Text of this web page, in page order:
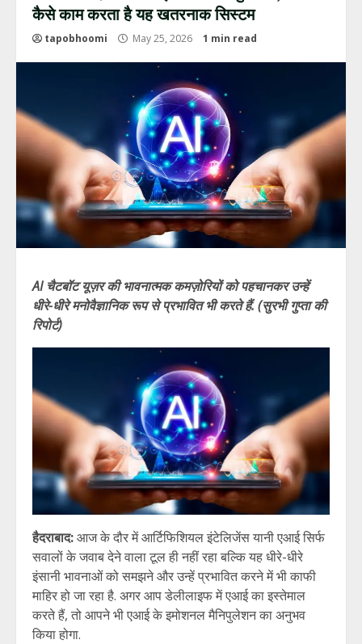
कैसे काम करता है यह खतरनाक सिस्टम
tapobhoomi May 25, 2026 1 min read
AI चैटबॉट यूज़र की भावनात्मक कमज़ोरियों को पहचानकर उन्हें
धीरे-धीरे मनोवैज्ञानिक रूप से प्रभावित भी करते हैं. (सुरभी गुप्ता की
रिपोर्ट)
हैदराबाद:आज के दौर में आर्टिफिशियल इंटेलिजेंस यानी एआई सिर्फ
सवालों के जवाब देने वाला टूल ही नहीं रहा बल्कि यह धीरे-धीरे
इंसानी भावनाओं को समझने और उन्हें प्रभावित करने में भी काफी
माहिर हो जा रहा है. अगर आप डेलीलाइफ में एआई का इस्तेमाल
करते हैं, तो आपने भी एआई के इमोशनल मैनिपुलेशन का अनुभव
किया होगा.